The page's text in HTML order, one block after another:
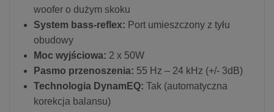
woofer o dużym skoku
System bass-reflex: Port umieszczony z tyłu
obudowy
Moc wyjściowa: 2 x 50W
Pasmo przenoszenia: 55 Hz – 24 kHz (+/- 3dB)
Technologia DynamEQ: Tak (automatyczna
korekcja balansu)